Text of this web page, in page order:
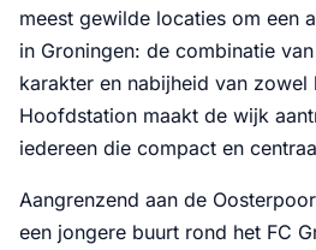
meest gewilde locaties om een
in Groningen: de combinatie
karakter en nabijheid van zowel
Hoofdstation maakt de wijk
iedereen die compact en
Aangrenzend aan de
een jongere buurt rond het FC